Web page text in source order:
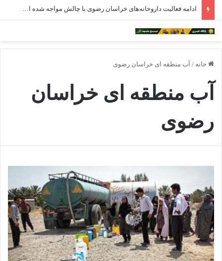
ادامه فعالیت داروخانه‌های خراسان رضوی با چالش مواجه شده است
خانه / آب منطقه ای خراسان رضوی
آب منطقه ای خراسان
رضوی